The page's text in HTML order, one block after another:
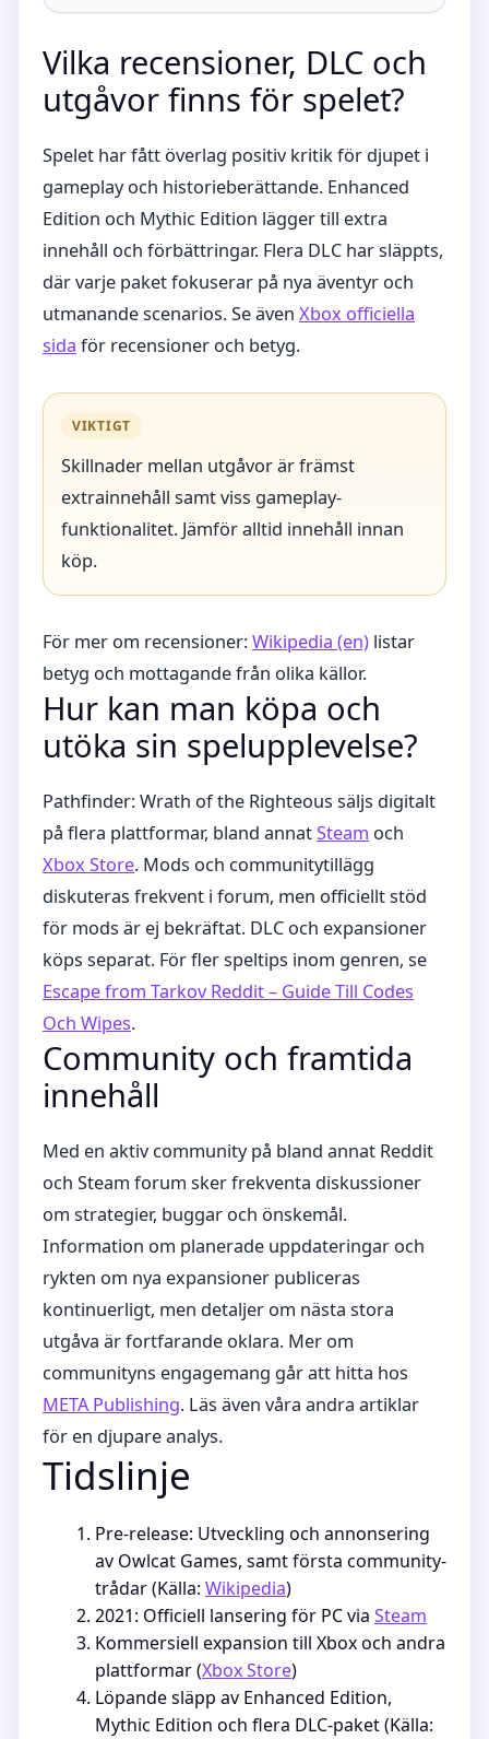
Vilka recensioner, DLC och
utgåvor finns för spelet?
Spelet har fått överlag positiv kritik för djupet i
gameplay och historieberättande. Enhanced
Edition och Mythic Edition lägger till extra
innehåll och förbättringar. Flera DLC har släppts,
där varje paket fokuserar på nya äventyr och
utmanande scenarios. Se även Xbox officiella
sida för recensioner och betyg.
VIKTIGT
Skillnader mellan utgåvor är främst
extrainnehåll samt viss gameplay-
funktionalitet. Jämför alltid innehåll innan
köp.
För mer om recensioner:Wikipedia (en) listar
betyg och mottagande från olika källor.
Hur kan man köpa och
utöka sin spelupplevelse?
Pathfinder: Wrath of the Righteous säljs digitalt
på flera plattformar, bland annatSteam och
Xbox Store. Mods och communitytillägg
diskuteras frekvent i forum, men officiellt stöd
för mods är ej bekräftat. DLC och expansioner
köps separat. För fler speltips inom genren, se
Escape from Tarkov Reddit – Guide Till Codes
Och Wipes.
Community och framtida
innehåll
Med en aktiv community på bland annat Reddit
och Steam forum sker frekventa diskussioner
om strategier, buggar och önskemål.
Information om planerade uppdateringar och
rykten om nya expansioner publiceras
kontinuerligt, men detaljer om nästa stora
utgåva är fortfarande oklara. Mer om
communityns engagemang går att hitta hos
META Publishing. Läs även våra andra artiklar
för en djupare analys.
Tidslinje
Pre-release: Utveckling och annonsering
av Owlcat Games, samt första community-
trådar (Källa: Wikipedia)
2021: Officiell lansering för PC via Steam
Kommersiell expansion till Xbox och andra
plattformar (Xbox Store)
Löpande släpp av Enhanced Edition,
Mythic Edition och flera DLC-paket (Källa: